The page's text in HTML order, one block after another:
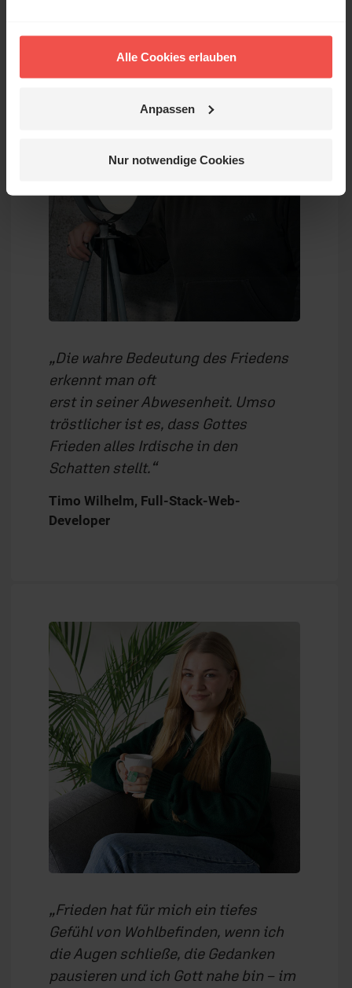
Alle Cookies erlauben
Anpassen
Nur notwendige Cookies
Die wahre Bedeutung des Friedens
erkennt man oft
erst in seiner Abwesenheit. Umso
tröstlicher ist es, dass Gottes
Frieden alles Irdische in den
Schatten stellt.
Timo Wilhelm, Full-Stack-Web-
Developer
Frieden hat für mich ein tiefes
Gefühl von Wohlbefinden, wenn ich
die Augen schließe, die Gedanken
pausieren und ich Gott nahe bin – im